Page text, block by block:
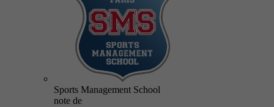
Sports Management School
note de